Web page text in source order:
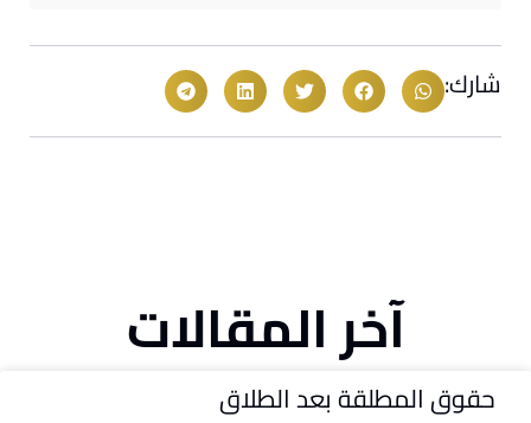
شارك:
آخر المقالات
حقوق المطلقة بعد الطلاق